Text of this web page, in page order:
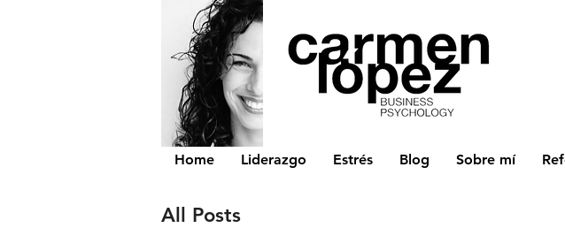
Home Liderazgo Estrés Blog Sobre mí
All Posts